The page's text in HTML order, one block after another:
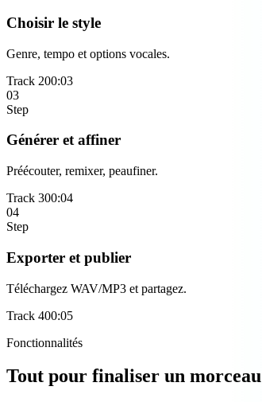
Choisir le style
Genre, tempo et options vocales.
Track 200:03
03
Step
Générer et affiner
Préécouter, remixer, peaufiner.
Track 300:04
04
Step
Exporter et publier
Téléchargez WAV/MP3 et partagez.
Track 400:05
Fonctionnalités
Tout pour finaliser un morceau